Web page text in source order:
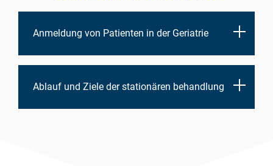
Anmeldung von Patienten in der Geriatrie
Ablauf und Ziele der stationären behandlung